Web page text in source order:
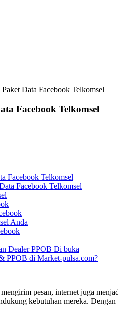
Paket Data Facebook Telkomsel
Facebook Telkomsel
Facebook Telkomsel
Facebook Telkomsel
Anda
Dealer PPOB Di buka
PPOB di Market-pulsa.com?
pesan, internet juga
kebutuhan mereka.